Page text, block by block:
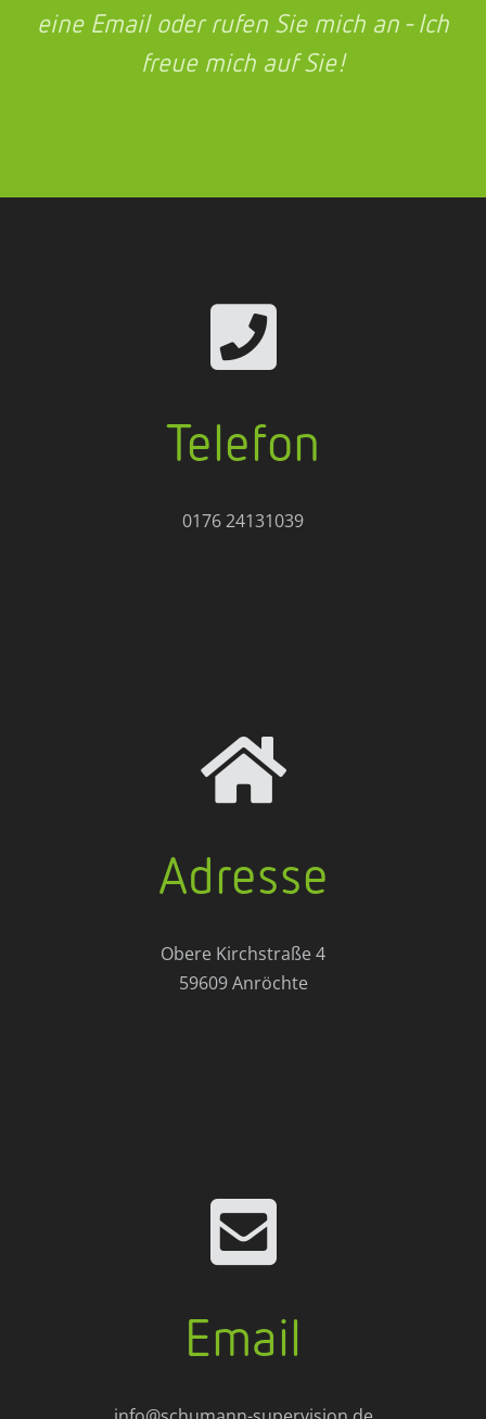
eine Email oder rufen Sie mich an - Ich
freue mich auf Sie!

Telefon
0176 24131039

Adresse
Obere Kirchstraße 4
59609 Anröchte

Email